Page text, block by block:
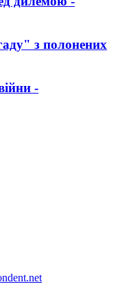
з полонених
-